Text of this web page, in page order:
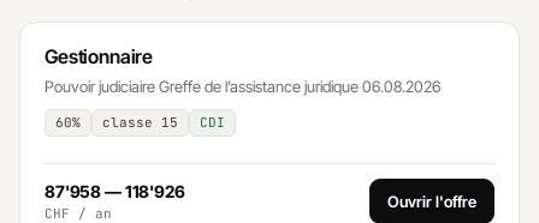
Gestionnaire
Pouvoir judiciaire·Greffe de l’assistance juridique·06.08.2026
60% classe 15 CDI
87'958 — 118'926
CHF / an
Ouvrir l'offre